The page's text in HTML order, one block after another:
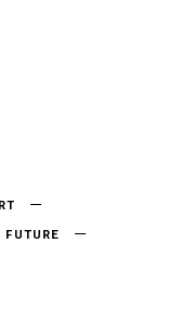
FUTURE